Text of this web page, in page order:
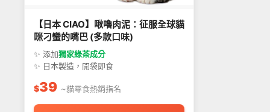
【日本 CIAO】啾嚕肉泥：征服全球貓
咪刁蠻的嘴巴 (多款口味)
✨ 添加獨家綠茶成分
✨ 日本製造，開袋即食
$39 ~貓零食熱銷指名